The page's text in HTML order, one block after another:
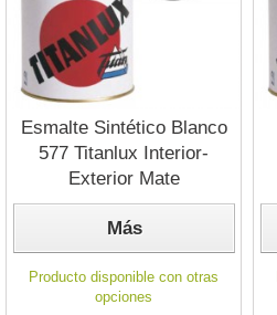
Esmalte Sintético Blanco
577 Titanlux Interior-
Exterior Mate
Más
Producto disponible con otras
opciones